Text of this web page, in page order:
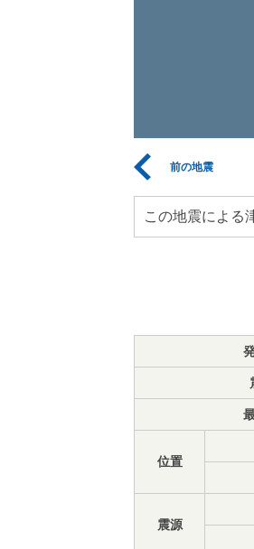
前の地震
この地震による
位置
震源